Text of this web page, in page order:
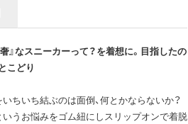
』なスニーカーって？を着想に。目指したの
こどり
ちいち結ぶのは面倒、何とかならないか？
うお悩みをゴム紐にしスリップオンで着脱